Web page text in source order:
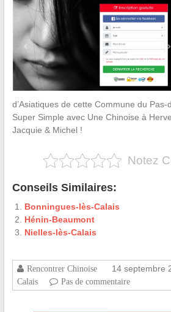
d’Asiatiques de cette Commune du
Super Simple avec Une Chinoise à
Jacquie & Michel !
Notez
Conseils Similaires:
Bonningues-lès-Calais
Hénin-Beaumont
Nielles-lès-Calais
Rencontrer Chinoise 14 septembre
Calais
Pas de commentaire